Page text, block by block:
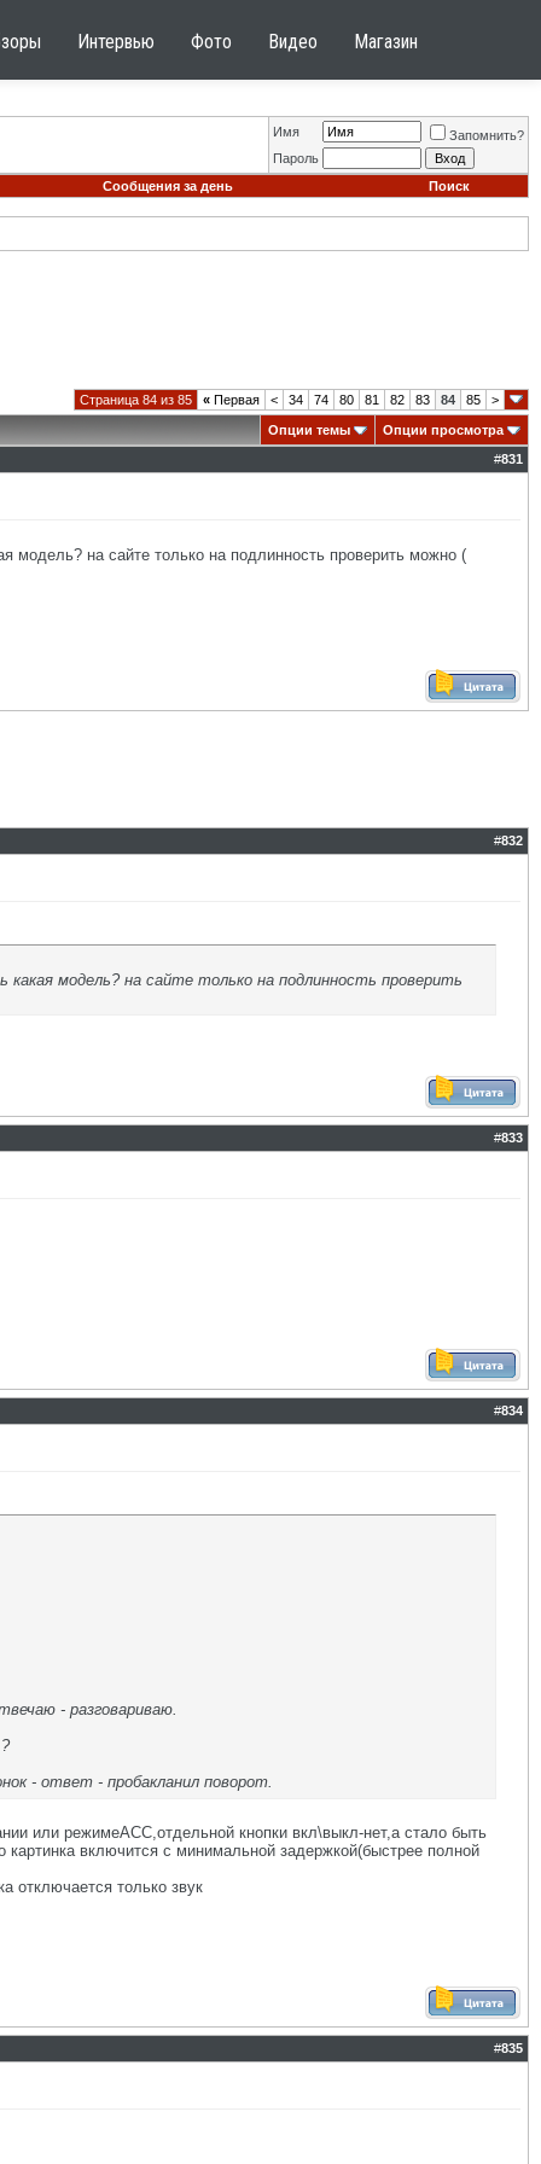
Интервью Фото Видео Магазин
Имя
Запомнить?
Пароль
Сообщения за день Поиск
Страница 84 из 85 « Первая < 34 74 80 81 82 83 84 85 >
Опции темы
Опции просмотра
#831
на сайте только на подлинность проверить можно (
#832
модель? на сайте только на подлинность проверить
#833
#834
- разговариваю.
- ответ - пробакланил поворот.
или режимеАСС,отдельной кнопки вкл\выкл-нет,а стало быть
включится с минимальной задержкой(быстрее полной
отключается только звук
#835